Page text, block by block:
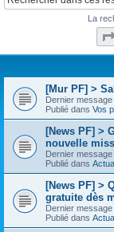
La
[Mur PF] >
Dernier
Publié dans Vos
[News PF] >
nouvelle
Dernier
Publié dans
[News PF] >
gratuite dès
Dernier
Publié dans